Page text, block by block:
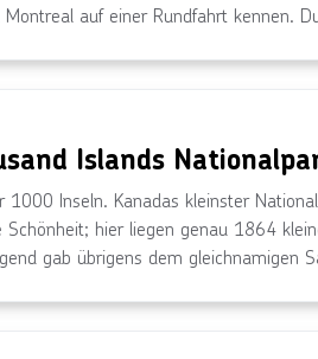
auf einer Rundfahrt kennen.
Islands
Inseln. Kanadas kleinster
Schönheit; hier liegen genau 1864
gab übrigens dem gleichnamigen